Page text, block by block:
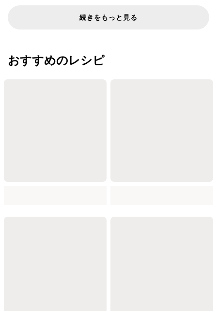
続きをもっと見る
おすすめのレシピ